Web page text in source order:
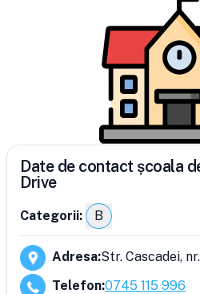
Date de contact școala
Drive
Categorii: B
Adresa:Str. Cascadei,
Telefon:0745 115 996